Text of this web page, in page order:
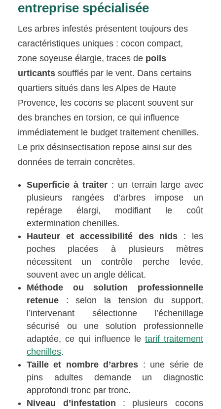
entreprise spécialisée
Les arbres infestés présentent toujours des
caractéristiques uniques : cocon compact,
zone soyeuse élargie, traces de poils
urticants soufflés par le vent. Dans certains
quartiers situés dans les Alpes de Haute
Provence, les cocons se placent souvent sur
des branches en torsion, ce qui influence
immédiatement le budget traitement chenilles.
Le prix désinsectisation repose ainsi sur des
données de terrain concrètes.
Superficie à traiter : un terrain large avec
plusieurs rangées d’arbres impose un
repérage élargi, modifiant le coût
extermination chenilles.
Hauteur et accessibilité des nids : les
poches placées à plusieurs mètres
nécessitent un contrôle perche levée,
souvent avec un angle délicat.
Méthode ou solution professionnelle
retenue : selon la tension du support,
l’intervenant sélectionne l’échenillage
sécurisé ou une solution professionnelle
adaptée, ce qui influence le tarif traitement
chenilles.
Taille et nombre d’arbres : une série de
pins adultes demande un diagnostic
approfondi tronc par tronc.
Niveau d’infestation : plusieurs cocons